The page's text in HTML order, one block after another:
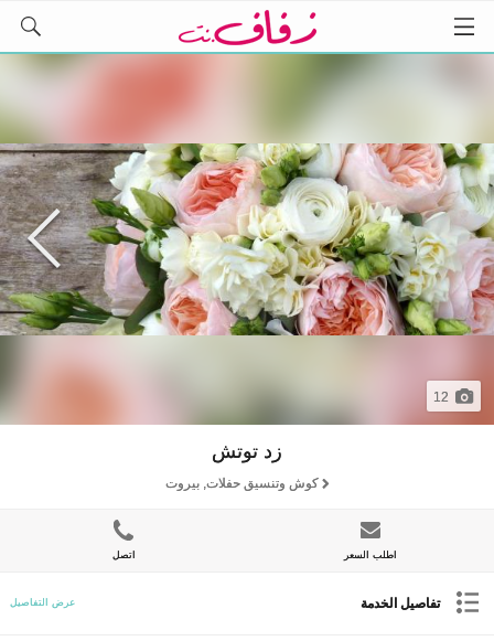
12
زد توتش
كوش وتنسيق حفلات, بيروت
اطلب السعر اتصل
تفاصيل الخدمة عرض التفاصيل